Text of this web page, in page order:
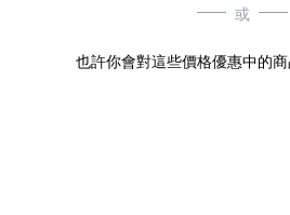
或
也許你會對這些價格優惠中的商